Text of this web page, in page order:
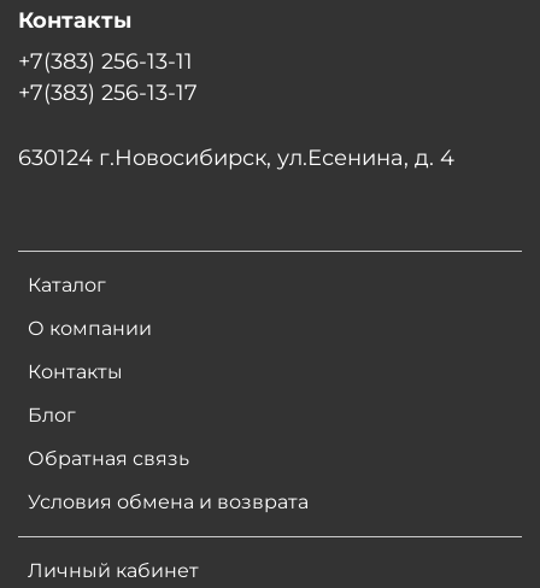
Каталог
О компании
Контакты
Блог
Обратная связь
Условия обмена и возврата
Личный кабинет
Контакты
+7(383) 256-13-11
+7(383) 256-13-17
630124 г.Новосибирск, ул.Есенина, д. 4